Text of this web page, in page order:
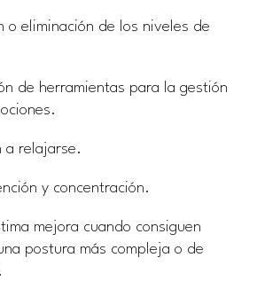
o eliminación de los niveles de
de herramientas para la gestión
a relajarse.
y concentración.
mejora cuando consiguen
postura más compleja o de